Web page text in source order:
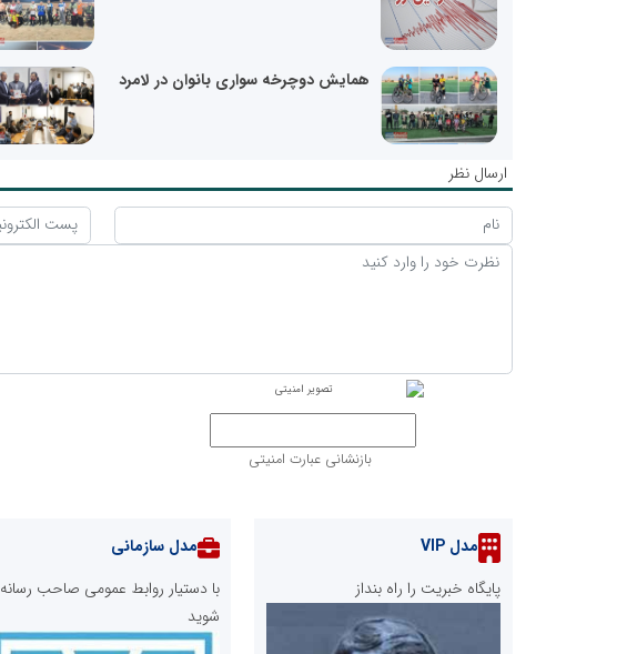
همایش دوچرخه سواری بانوان در لامرد
ارسال نظر
بازنشانی عبارت امنیتی
مدل VIP
پایگاه خبریت را راه بنداز
مدل سازمانی
با دستیار روابط عمومی صاحب رسانه
شوید